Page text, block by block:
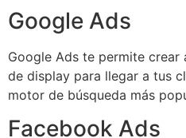
Google Ads
Google Ads te permite crear
de display para llegar a tus
motor de búsqueda más
Facebook Ads